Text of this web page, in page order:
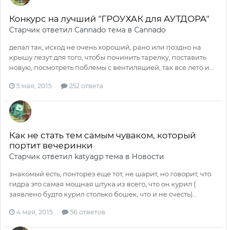
Конкурс на лучший "ГРОУХАК для АУТДОРА"
Старчик ответил Cannado тема в Cannado
делал так, исход не очень хороший, рано или поздно на
крышу лезут для того, чтобы починить тарелку, поставить
новую, посмотреть поблемы с вентиляцией, так все лето и...
5 мая, 2015 252 ответа
Как не стать тем самым чуваком, который
портит вечеринки
Старчик ответил katyagp тема в Новости
знакомый есть, понторез еще тот, не шарит, но говорит, что
гидра это самая мощная штука из всего, что он курил (
заявлено будто курил столько бошек, что и не счесть)...
4 мая, 2015 56 ответов